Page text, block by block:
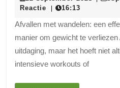
Reactie
| 16:13
Afvallen met wandelen: een
manier om gewicht te
uitdaging, maar het hoeft niet
intensieve workouts of